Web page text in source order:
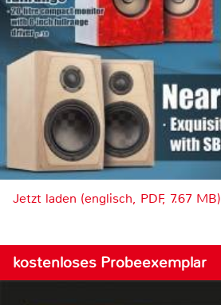
Jetzt laden (englisch, PDF, 7.67 MB)
kostenloses Probeexemplar